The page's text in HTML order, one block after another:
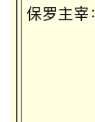
保罗主